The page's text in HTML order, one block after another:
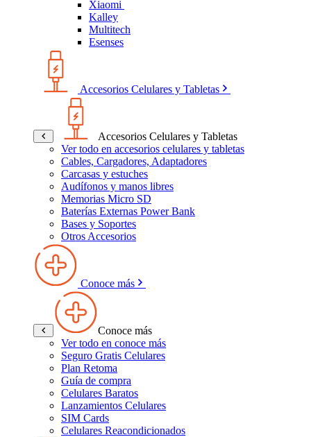
Xiaomi
Kalley
Multitech
Esenses
Accesorios Celulares y Tabletas
Accesorios Celulares y Tabletas
Ver todo en accesorios celulares y tabletas
Cables, Cargadores, Adaptadores
Carcasas y estuches
Audífonos y manos libres
Memorias Micro SD
Baterías Externas Power Bank
Bases y Soportes
Otros Accesorios
Conoce más
Conoce más
Ver todo en conoce más
Seguro Gratis Celulares
Plan Retoma
Guía de compra
Celulares Baratos
Lanzamientos Celulares
SIM Cards
Celulares Reacondicionados